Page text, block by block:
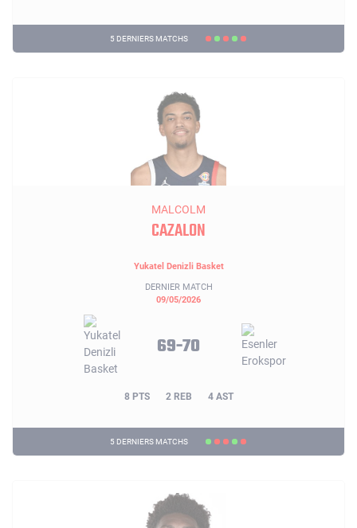
5 DERNIERS MATCHS
MALCOLM
CAZALON
Yukatel Denizli Basket
DERNIER MATCH
09/05/2026
69-70
8 PTS 2 REB 4 AST
5 DERNIERS MATCHS